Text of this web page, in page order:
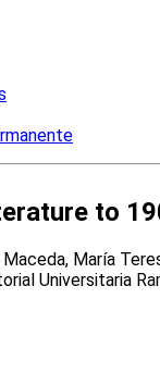
to
María
Universitaria